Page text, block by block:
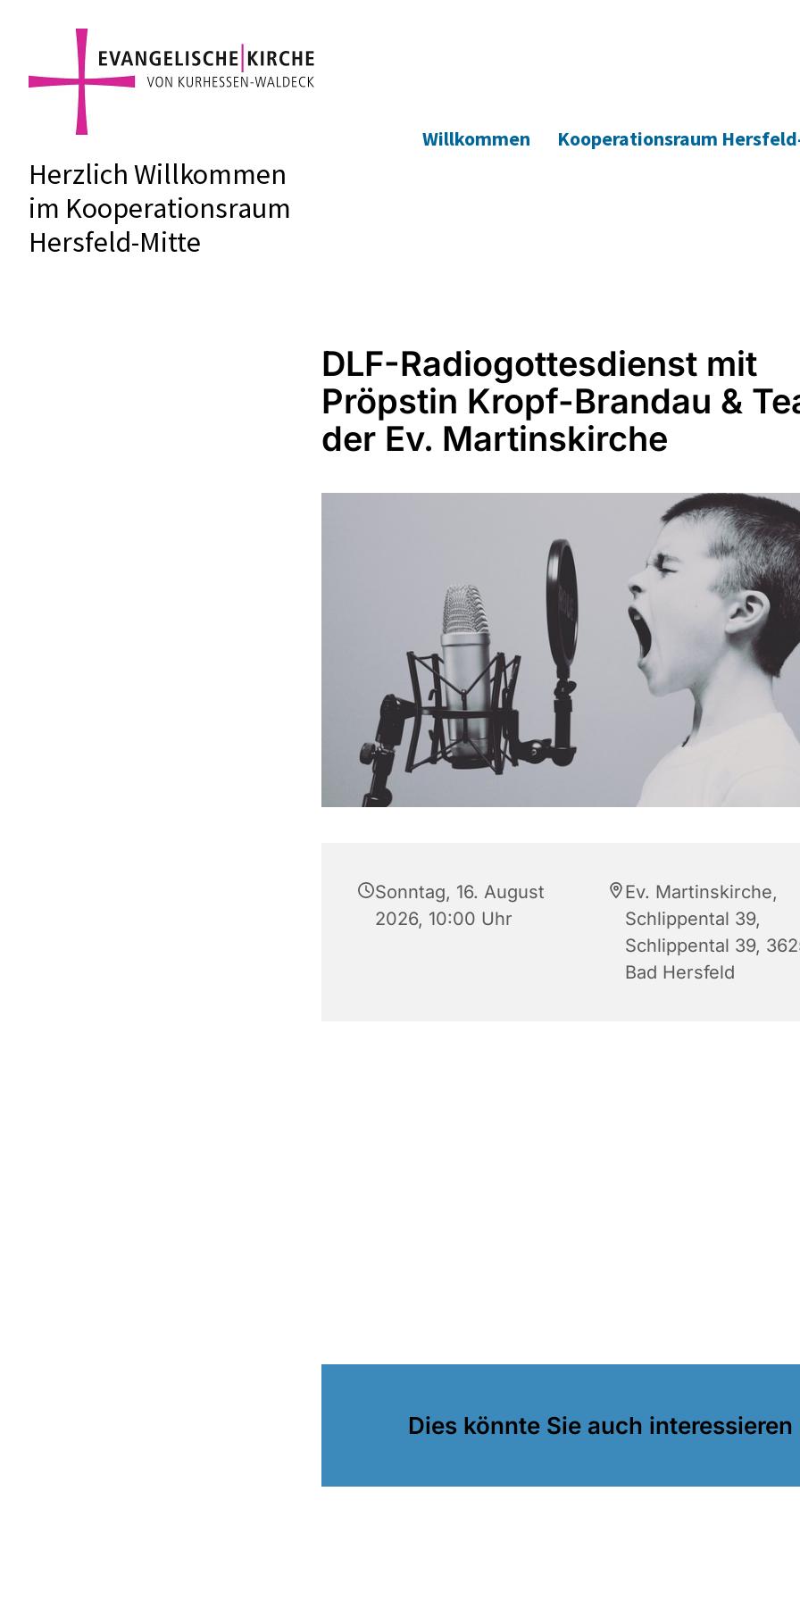
Herzlich Willkommen
im Kooperationsraum
Hersfeld-Mitte
Willkommen Kooperationsraum
DLF-Radiogottesdienst mit
Pröpstin Kropf-Brandau &
der Ev. Martinskirche
Sonntag, 16. August
2026, 10:00 Uhr
Ev. Martinskirche,
Schlippental 39,
Schlippental 39,
Bad Hersfeld
Dies könnte Sie auch interessieren